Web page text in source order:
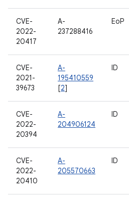
CVE-
2022-
20417
A-
237288416
EoP
CVE-
2021-
39673
A-
195410559
[2]
ID
CVE-
2022-
20394
A-
204906124
ID
CVE-
2022-
20410
A-
205570663
ID